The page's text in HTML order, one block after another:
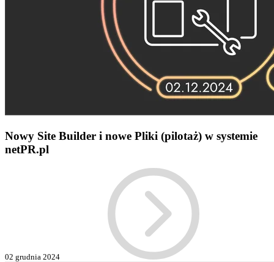
Nowy Site Builder i nowe Pliki (pilotaż) w systemie
netPR.pl
02 grudnia 2024